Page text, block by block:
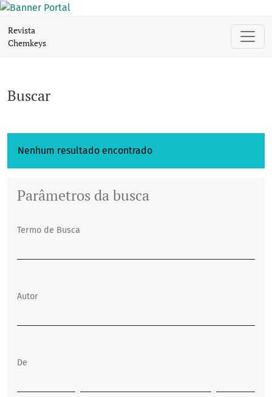
Buscar
Revista
Chemkeys
Buscar
Nenhum resultado encontrado
Parâmetros da busca
Termo de Busca
Autor
De